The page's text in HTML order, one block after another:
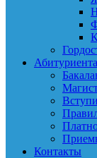
Контакты